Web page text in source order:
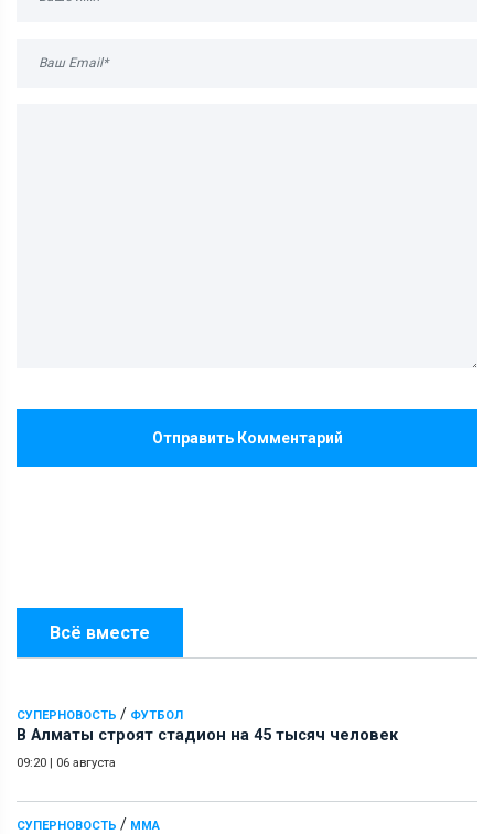
Всё вместе
СУПЕРНОВОСТЬ / ФУТБОЛ
В Алматы строят стадион на 45 тысяч человек
09:20 | 06 августа
СУПЕРНОВОСТЬ / ММА
Отправить Комментарий